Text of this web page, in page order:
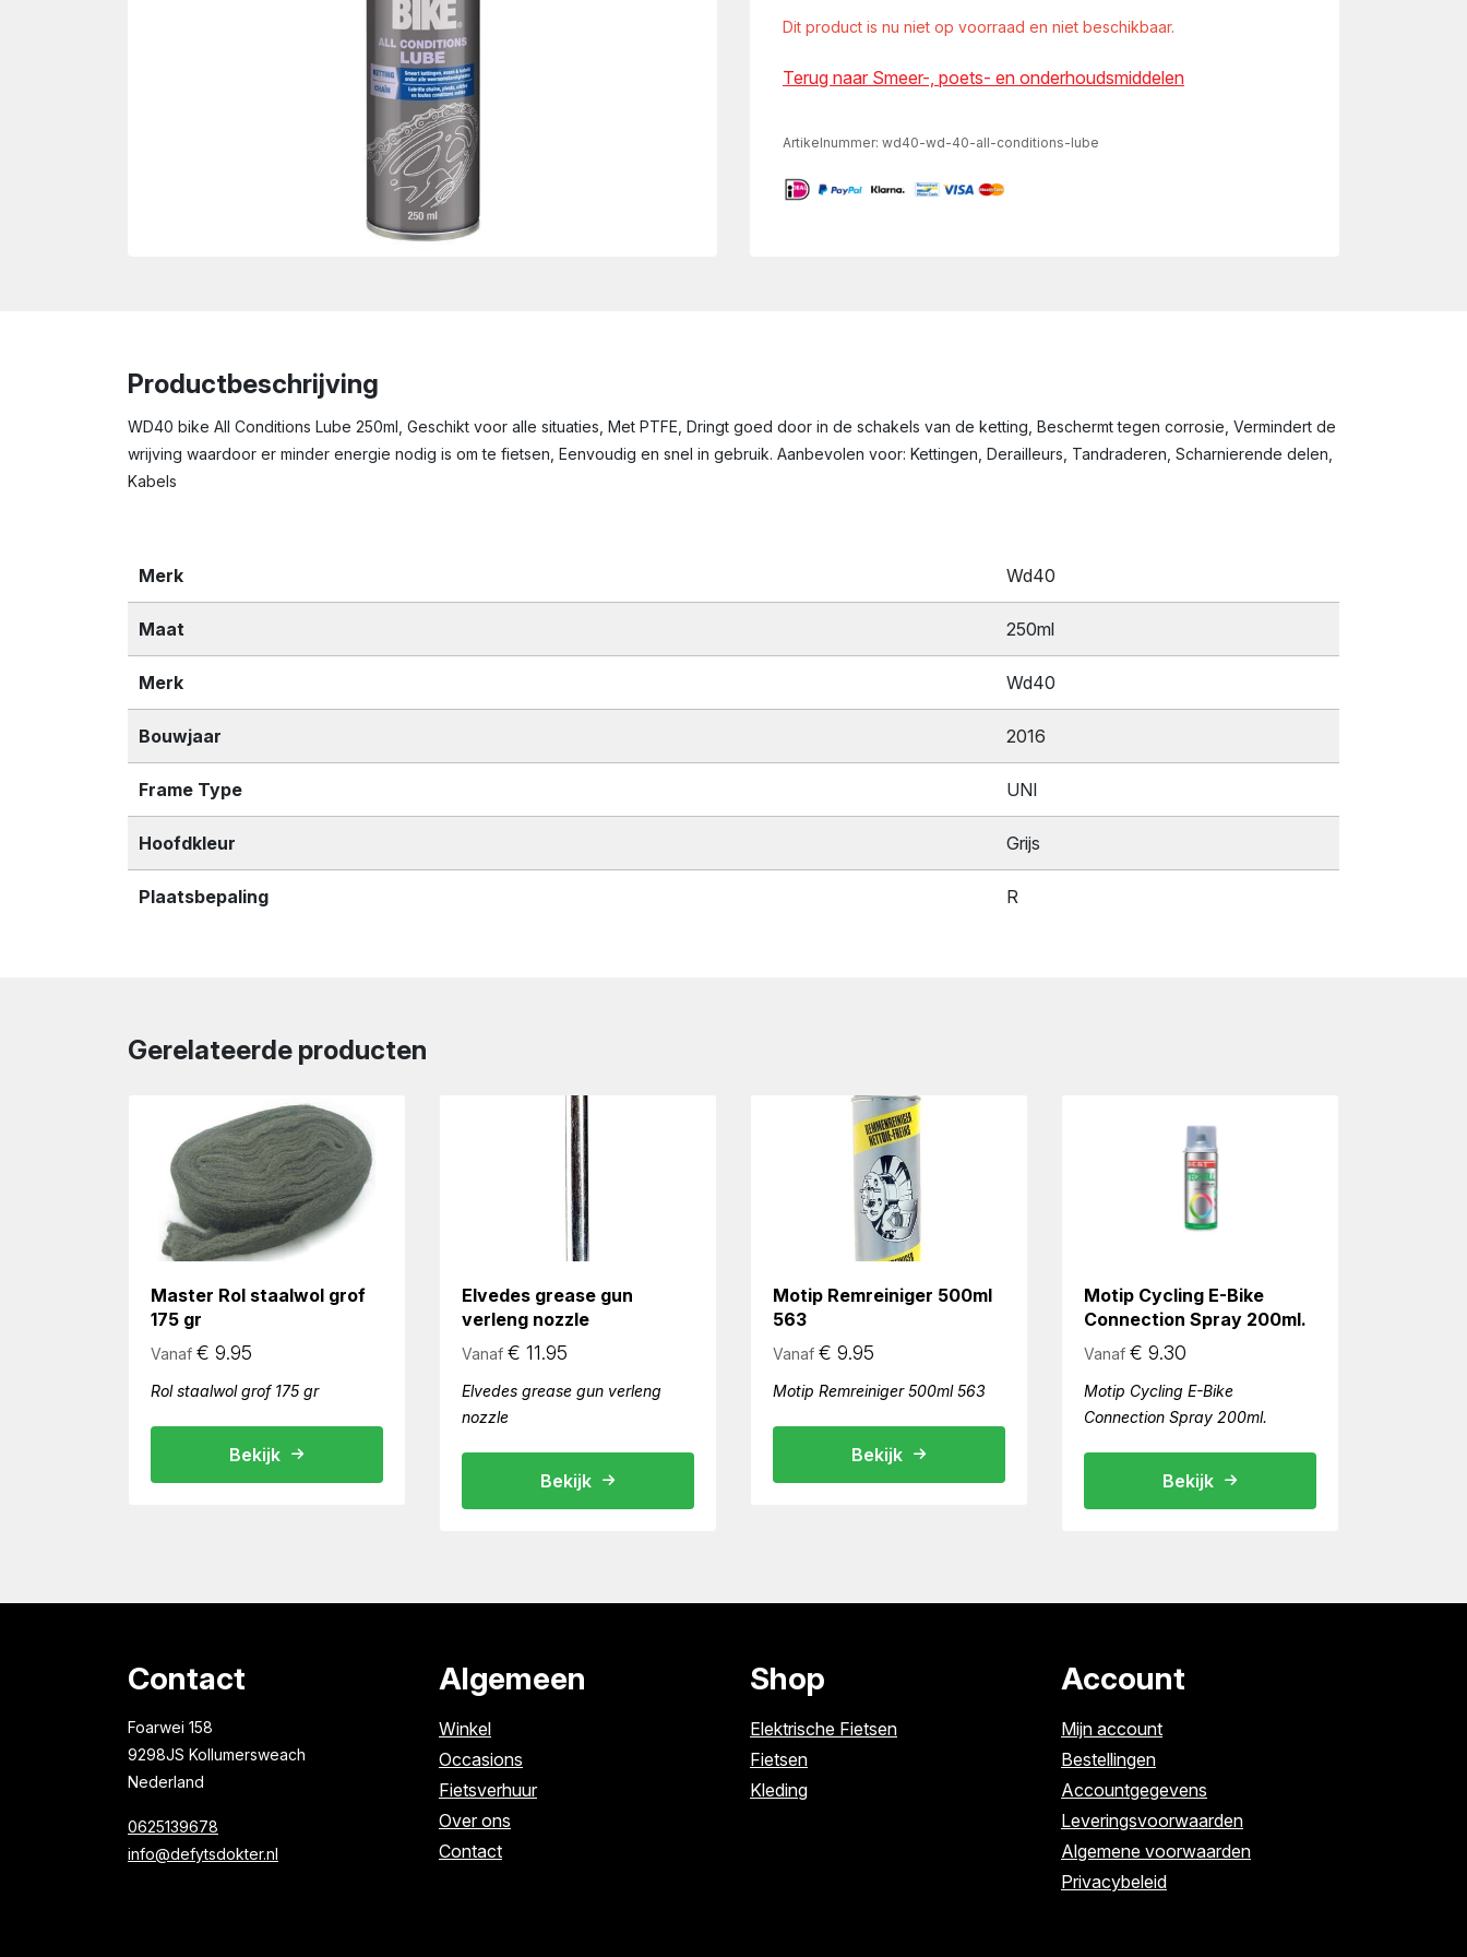
Dit product is nu niet op voorraad en niet beschikbaar.
Terug naar Smeer-, poets- en onderhoudsmiddelen
Artikelnummer: wd40-wd-40-all-conditions-lube
Productbeschrijving
WD40 bike All Conditions Lube 250ml, Geschikt voor alle situaties, Met PTFE, Dringt goed door in de schakels van de ketting, Beschermt tegen corrosie, Vermindert de
wrijving waardoor er minder energie nodig is om te fietsen, Eenvoudig en snel in gebruik. Aanbevolen voor: Kettingen, Derailleurs, Tandraderen, Scharnierende delen,
Kabels
Merk Wd40
Maat 250ml
Merk Wd40
Bouwjaar 2016
Frame Type UNI
Hoofdkleur Grijs
Plaatsbepaling R
Gerelateerde producten
Master Rol staalwol grof
175 gr
Vanaf € 9.95
Rol staalwol grof 175 gr
Bekijk
Elvedes grease gun
verleng nozzle
Vanaf € 11.95
Elvedes grease gun verleng
nozzle
Bekijk
Motip Remreiniger 500ml
563
Vanaf € 9.95
Motip Remreiniger 500ml 563
Bekijk
Motip Cycling E-Bike
Connection Spray 200ml.
Vanaf € 9.30
Motip Cycling E-Bike
Connection Spray 200ml.
Bekijk
Contact
Foarwei 158
9298JS Kollumersweach
Nederland
0625139678
info@defytsdokter.nl
Algemeen
Winkel
Occasions
Fietsverhuur
Over ons
Contact
Shop
Elektrische Fietsen
Fietsen
Kleding
Account
Mijn account
Bestellingen
Accountgegevens
Leveringsvoorwaarden
Algemene voorwaarden
Privacybeleid